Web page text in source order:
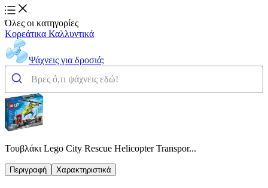
Όλες οι κατηγορίες
Κορεάτικα Καλλυντικά
Ψάχνεις για δροσιά;
Τουβλάκι Lego City Rescue Helicopter Transpor...
Περιγραφή Χαρακτηριστικά